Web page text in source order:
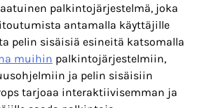
palkintojärjestelmä, joka
antamalla käyttäjille
pelin sisäisiä esineitä katsomalla
muihin palkintojärjestelmiin,
ja pelin sisäisiin
tarjoaa interaktiivisemman ja